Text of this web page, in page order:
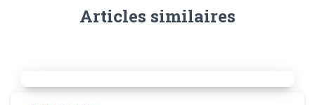
Articles similaires